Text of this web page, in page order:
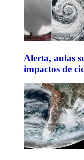
Alerta, aulas
impactos de